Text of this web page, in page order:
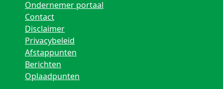
Ondernemer portaal
Contact
Disclaimer
Privacybeleid
Afstappunten
Berichten
Oplaadpunten